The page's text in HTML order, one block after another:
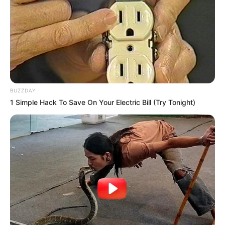
Και στην Κύμη είχε σημειωθεί σεισμός
Σεισμός4,7 βαθμών της κλίμακαςΡίχτερ
σημειώθηκε γύρω στις 4:15 το μεσημέρι της
Παρασκευής 19 Ιανουαρίου 2024 με επίκεντρο
τηνΚύμη
Στα 24 χιλιόμετρα ανατολικά –
νοτιοανατολικά της Κύμης, έγινε ησεισμική
δόνηση, σύμφωνα με τηναυτόματη λύση
του Γεωδυναμικού Ινστιτούτου.
Η
ισχυρή σεισμική δόνηση
σημειώθηκε σε
θαλάσσια περιοχή ανοιχτά της Εύβοιας, το
μεσημέρι της Παρασκευής.
BUZZDAY
1 Simple Hack To Save On Your Electric Bill (Try Tonight)